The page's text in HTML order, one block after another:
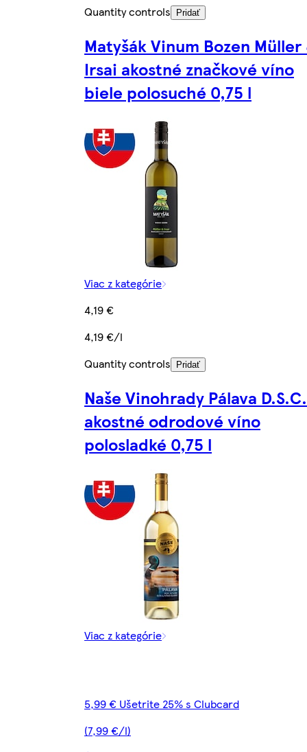
Quantity controls
Pridať
Matyšák Vinum Bozen Müller
Irsai akostné značkové víno
biele polosuché 0,75 l
Viac z kategórie
4,19 €
4,19 €/l
Quantity controls
Pridať
Naše Vinohrady Pálava D.S.C.
akostné odrodové víno
polosladké 0,75 l
Viac z kategórie
5,99 € Ušetrite 25% s Clubcard
(7,99 €/l)